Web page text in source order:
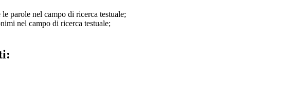
parole nel campo di ricerca testuale;
nel campo di ricerca testuale;